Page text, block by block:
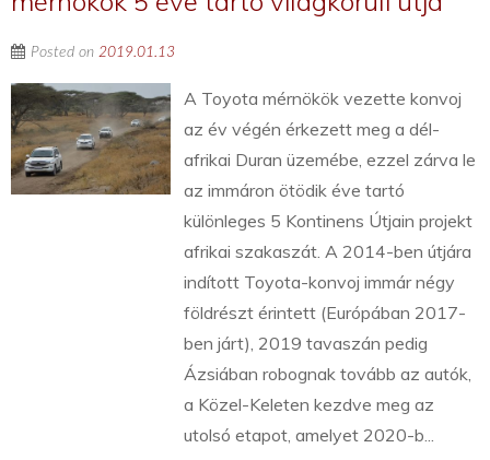
Posted on 2019.01.13
A Toyota mérnökök vezette konvoj
az év végén érkezett meg a dél-
afrikai Duran üzemébe, ezzel zárva le
az immáron ötödik éve tartó
különleges 5 Kontinens Útjain projekt
afrikai szakaszát. A 2014-ben útjára
indított Toyota-konvoj immár négy
földrészt érintett (Európában 2017-
ben járt), 2019 tavaszán pedig
Ázsiában robognak tovább az autók,
a Közel-Keleten kezdve meg az
utolsó etapot, amelyet 2020-b...